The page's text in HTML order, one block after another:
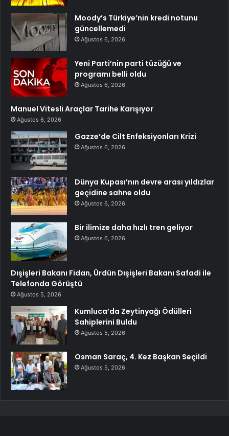
Moody’s Türkiye’nin kredi notunu
güncellemedi
Ağustos 6, 2026
Yeni Parti’nin parti tüzüğü ve
programı belli oldu
Ağustos 6, 2026
Manuel Vitesli Araçlar Tarihe Karışıyor
Ağustos 6, 2026
Gazze’de Cilt Enfeksiyonları Krizi
Ağustos 6, 2026
Dünya Kupası’nın devre arası yıldızlar
geçidine sahne oldu
Ağustos 6, 2026
Bir ilimize daha hızlı tren geliyor
Ağustos 6, 2026
Dışişleri Bakanı Fidan, Ürdün Dışişleri Bakanı Safadi ile
Telefonda Görüştü
Ağustos 5, 2026
Kumluca’da Zeytinyağı Ödülleri
Sahiplerini Buldu
Ağustos 5, 2026
Osman Saraç, 4. Kez Başkan Seçildi
Ağustos 5, 2026